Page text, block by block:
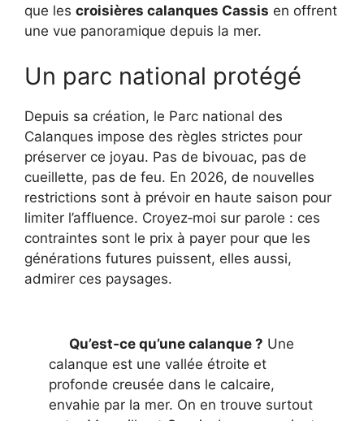
que les croisières calanques Cassis en offrent
une vue panoramique depuis la mer.
Un parc national protégé
Depuis sa création, le Parc national des
Calanques impose des règles strictes pour
préserver ce joyau. Pas de bivouac, pas de
cueillette, pas de feu. En 2026, de nouvelles
restrictions sont à prévoir en haute saison pour
limiter l’affluence. Croyez‑moi sur parole : ces
contraintes sont le prix à payer pour que les
générations futures puissent, elles aussi,
admirer ces paysages.
Qu’est‑ce qu’une calanque ? Une
calanque est une vallée étroite et
profonde creusée dans le calcaire,
envahie par la mer. On en trouve surtout